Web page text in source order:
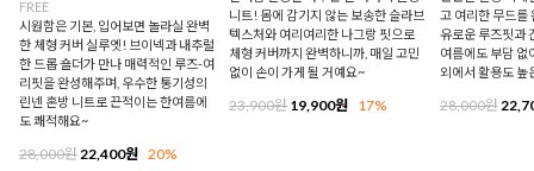
FREE
시원함은 기본, 입어보면 놀라실 완벽
한 체형 커버 실루엣! 브이넥과 내추럴
한 드롭 숄더가 만나 매력적인 루즈-여
리핏을 완성해주며, 우수한 통기성의
린넨 혼방 니트로 끈적이는 한여름에
도 쾌적해요~
28,000원22,400원 20%
니트! 몸에 감기지 않는 보송한 슬라브
텍스처와 여리여리한 나그랑 핏으로
체형 커버까지 완벽하니까, 매일 고민
없이 손이 가게 될 거예요~
23,900원19,900원 17%
고 여리한 무드를
유로운 루즈핏과
여름에도 부담 없
외에서 활용도 높
28,000원